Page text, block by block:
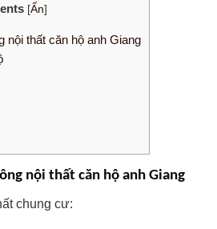
[Ẩn]
nội thất căn hộ anh Giang
nội thất căn hộ anh Giang
chung cư: